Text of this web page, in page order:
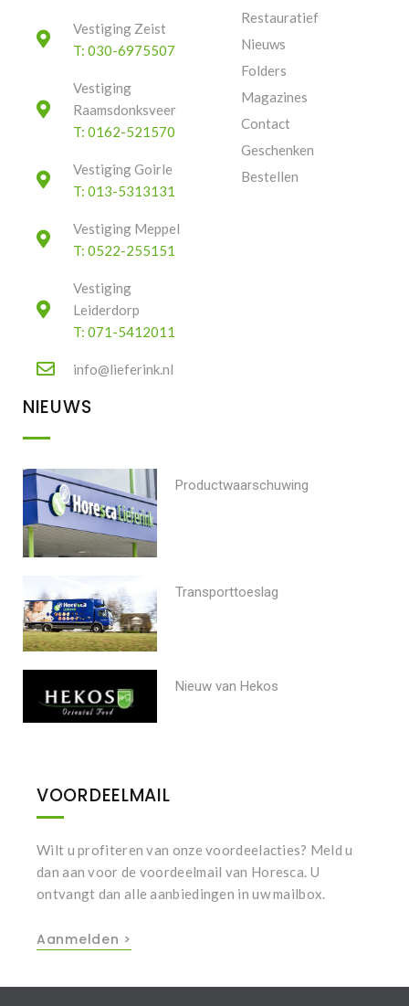
Vestiging Zeist
T: 030-6975507
Vestiging
Raamsdonksveer
T: 0162-521570
Vestiging Goirle
T: 013-5313131
Vestiging Meppel
T: 0522-255151
Vestiging
Leiderdorp
T: 071-5412011
info@lieferink.nl
Restauratief
Nieuws
Folders
Magazines
Contact
Geschenken
Bestellen
NIEUWS
Productwaarschuwing
Transporttoeslag
Nieuw van Hekos
VOORDEELMAIL
Wilt u profiteren van onze voordeelacties? Meld u
dan aan voor de voordeelmail van Horesca. U
ontvangt dan alle aanbiedingen in uw mailbox.
Aanmelden >